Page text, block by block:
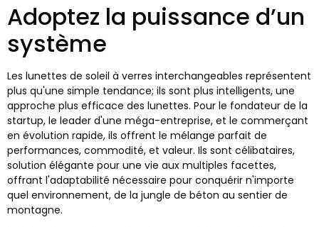
Adoptez la puissance d’un
système
Les lunettes de soleil à verres interchangeables représentent
plus qu'une simple tendance; ils sont plus intelligents, une
approche plus efficace des lunettes. Pour le fondateur de la
startup, le leader d'une méga-entreprise, et le commerçant
en évolution rapide, ils offrent le mélange parfait de
performances, commodité, et valeur. Ils sont célibataires,
solution élégante pour une vie aux multiples facettes,
offrant l'adaptabilité nécessaire pour conquérir n'importe
quel environnement, de la jungle de béton au sentier de
montagne.